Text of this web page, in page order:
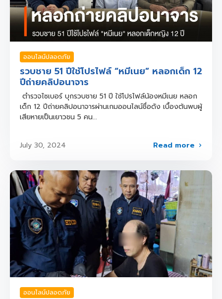
ออนไลน์ปลอดภัย
รวบชาย 51 ปีใช้โปรไฟล์ “หมีเนย” หลอกเด็ก 12
ปีถ่ายคลิปอนาจาร
ตำรวจไซเบอร์ บุกรวบชาย 51 ปี ใช้โปรไฟล์น้องหมีเนย หลอก
เด็ก 12 ปีถ่ายคลิปอนาจารผ่านเกมออนไลน์ชื่อดัง เบื้องต้นพบผู้
เสียหายเป็นเยาวชน 5 คน...
July 30, 2024 Read more
ออนไลน์ปลอดภัย